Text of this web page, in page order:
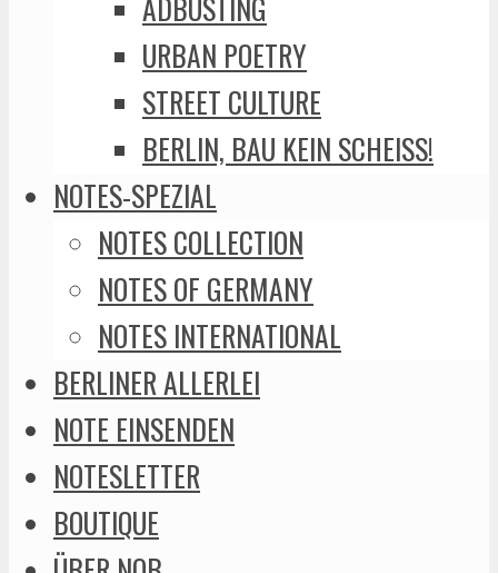
URBAN POETRY
STREET CULTURE
BERLIN, BAU KEIN SCHEISS!
NOTES-SPEZIAL
NOTES COLLECTION
NOTES OF GERMANY
NOTES INTERNATIONAL
BERLINER ALLERLEI
NOTE EINSENDEN
NOTESLETTER
BOUTIQUE